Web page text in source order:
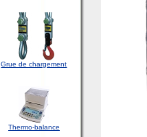
Grue de chargement
Thermo-balance